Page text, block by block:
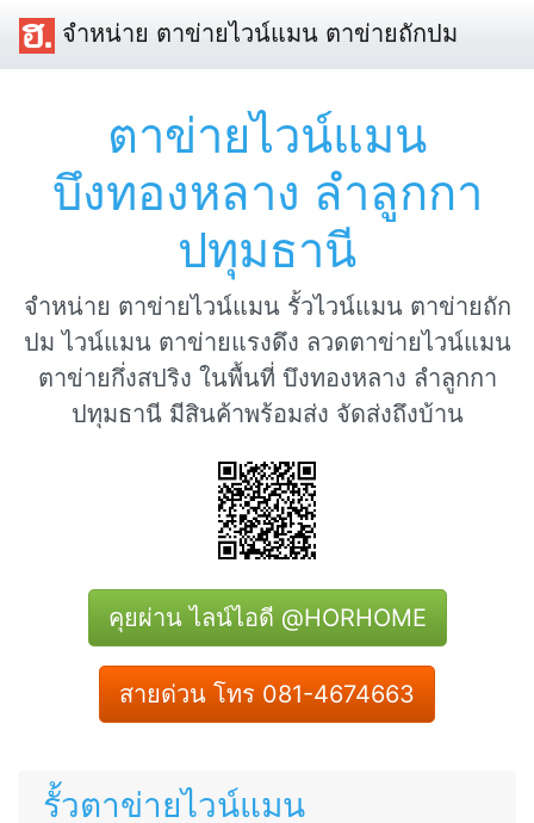
จำหน่าย ตาข่ายไวน์แมน ตาข่ายถักปม
ตาข่ายไวน์แมน
บึงทองหลาง ลำลูกกา
ปทุมธานี
จำหน่าย ตาข่ายไวน์แมน รั้วไวน์แมน ตาข่ายถัก
ปม ไวน์แมน ตาข่ายแรงดึง ลวดตาข่ายไวน์แมน
ตาข่ายกึ่งสปริง ในพื้นที่ บึงทองหลาง ลำลูกกา
ปทุมธานี มีสินค้าพร้อมส่ง จัดส่งถึงบ้าน
คุยผ่าน ไลน์ไอดี @HORHOME
สายด่วน โทร 081-4674663
รั้วตาข่ายไวน์แมน